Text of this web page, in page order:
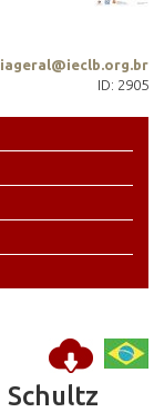
ID: 2905
Schultz